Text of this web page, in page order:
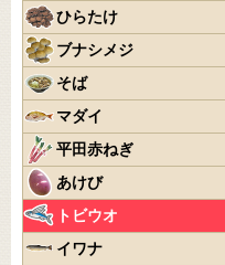
ひらたけ
ブナシメジ
そば
マダイ
平田赤ねぎ
あけび
トビウオ
イワナ